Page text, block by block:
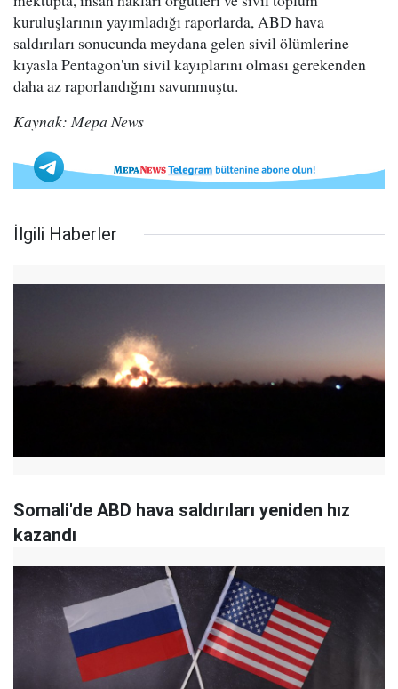
kuruluşlarının yayımladığı raporlarda, ABD hava
saldırıları sonucunda meydana gelen sivil ölümlerine
kıyasla Pentagon'un sivil kayıplarını olması gerekenden
daha az raporlandığını savunmuştu.
Kaynak: Mepa News
İlgili Haberler
Somali'de ABD hava saldırıları yeniden hız
kazandı